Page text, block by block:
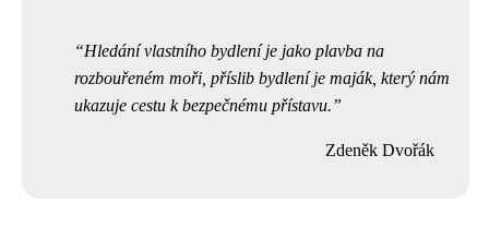
Hledání vlastního bydlení je jako plavba na
rozbouřeném moři, příslib bydlení je maják, který nám
ukazuje cestu k bezpečnému přístavu.
Zdeněk Dvořák